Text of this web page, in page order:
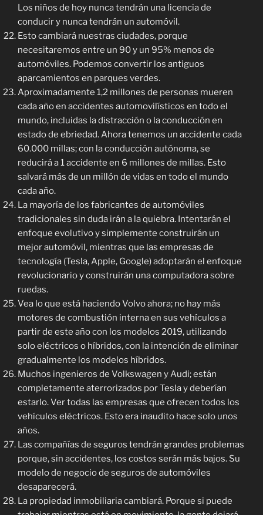
Los niños de hoy nunca tendrán una licencia de
conducir y nunca tendrán un automóvil.
Esto cambiará nuestras ciudades, porque
necesitaremos entre un 90 y un 95% menos de
automóviles. Podemos convertir los antiguos
aparcamientos en parques verdes.
Aproximadamente 1,2 millones de personas mueren
cada año en accidentes automovilísticos en todo el
mundo, incluidas la distracción o la conducción en
estado de ebriedad. Ahora tenemos un accidente cada
60.000 millas; con la conducción autónoma, se
reducirá a 1 accidente en 6 millones de millas. Esto
salvará más de un millón de vidas en todo el mundo
cada año.
La mayoría de los fabricantes de automóviles
tradicionales sin duda irán a la quiebra. Intentarán el
enfoque evolutivo y simplemente construirán un
mejor automóvil, mientras que las empresas de
tecnología (Tesla, Apple, Google) adoptarán el enfoque
revolucionario y construirán una computadora sobre
ruedas.
Vea lo que está haciendo Volvo ahora; no hay más
motores de combustión interna en sus vehículos a
partir de este año con los modelos 2019, utilizando
solo eléctricos o híbridos, con la intención de eliminar
gradualmente los modelos híbridos.
Muchos ingenieros de Volkswagen y Audi; están
completamente aterrorizados por Tesla y deberían
estarlo. Ver todas las empresas que ofrecen todos los
vehículos eléctricos. Esto era inaudito hace solo unos
años.
Las compañías de seguros tendrán grandes problemas
porque, sin accidentes, los costos serán más bajos. Su
modelo de negocio de seguros de automóviles
desaparecerá.
La propiedad inmobiliaria cambiará. Porque si puede